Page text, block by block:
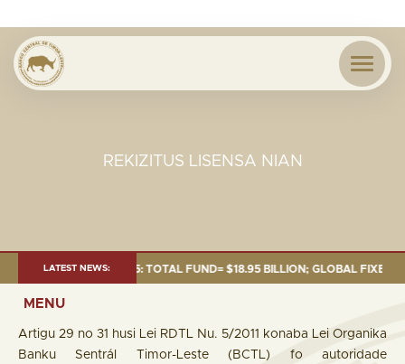
REKIZITUS LISENSA NIAN
LATEST NEWS:
AS OF 30 SEP. 2025: TOTAL FUND= $18.95 BILLION; GLOBAL FIXED
MENU
Artigu 29 no 31 husi Lei RDTL Nu. 5/2011 konaba Lei Organika
Banku Sentrál Timor-Leste (BCTL) fo autoridade